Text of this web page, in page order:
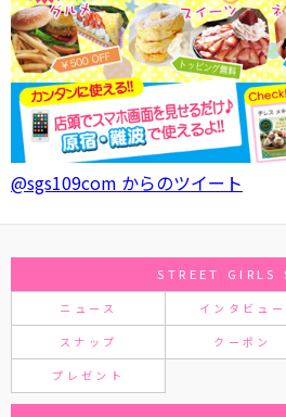
@sgs109com からのツイート
STREET GIRLS
ニュース インタビュー
スナップ クーポン
プレゼント